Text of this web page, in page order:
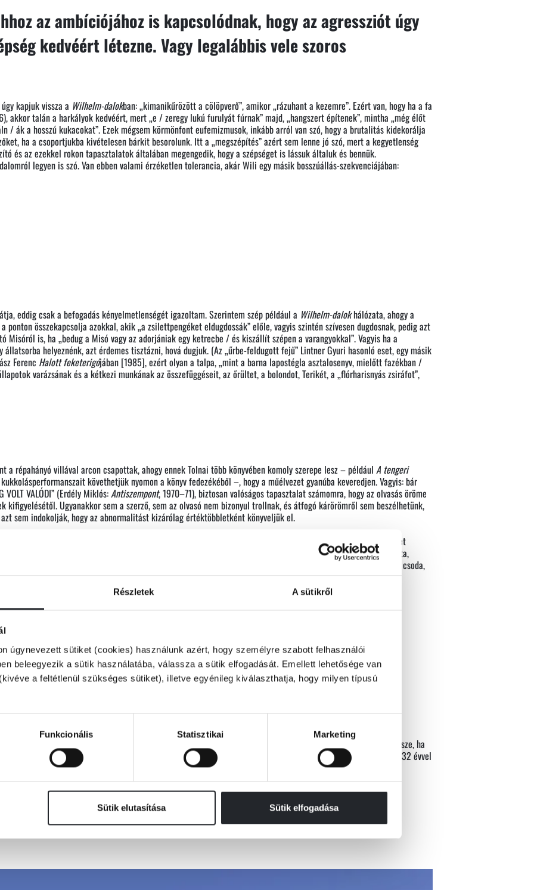
Részletek A sütikről
úgynevezett sütiket (cookies) használunk azért, hogy személyre szabott felhasználói
beleegyezik a sütik használatába, válassza a sütik elfogadását. Emellett lehetősége van
a feltétlenül szükséges sütiket), illetve egyénileg kiválaszthatja, hogy milyen típusú
Funkcionális Statisztikai Marketing
Sütik elutasítása Sütik elfogadása
az ambíciójához is kapcsolódnak, hogy az agressziót úgy
kedvéért létezne. Vagy legalábbis vele szoros
kapjuk vissza a Wilhelm-dalokban: „kimanikűrözött a cölöpverő”, amikor „rázuhant a kezemre”. Ezért van, hogy ha a fa
akkor talán a harkályok kedvéért, mert „e / zeregy lukú furulyát fúrnak” majd, „hangszert építenek”, mintha „még élőt
/ ák a hosszú kukacokat”. Ezek mégsem körmönfont eufemizmusok, inkább arról van szó, hogy a brutalitás kidekorálja
ha a csoportjukba kivételesen bárkit besorolunk. Itt a „megszépítés” azért sem lenne jó szó, mert a kegyetlenség
és az ezekkel rokon tapasztalatok általában megengedik, hogy a szépséget is lássuk általuk és bennük.
legyen is szó. Van ebben valami érzéketlen tolerancia, akár Wili egy másik bosszúállás-szekvenciájában:
eddig csak a befogadás kényelmetlenségét igazoltam. Szerintem szép például a Wilhelm-dalokhálózata, ahogy a
ponton összekapcsolja azokkal, akik „a zsilettpengéket eldugdossák” előle, vagyis szintén szívesen dugdosnak, pedig azt
Misóról is, ha „bedug a Misó vagy az adorjániak egy ketrecbe / és kiszállít szépen a varangyokkal”. Vagyis ha a
helyeznénk, azt érdemes tisztázni, hová dugjuk. (Az „űrbe-feldugott fejű” Lintner Gyuri hasonló eset, egy másik
Ferenc Halott feketerigójában [1985], ezért olyan a talpa, „mint a barna lapostégla asztalosenyv, mielőtt fazékban /
varázsának és a kétkezi munkának az összefüggéseit, az őrültet, a bolondot, Terikét, a „flórharisnyás zsiráfot”,
a répahányó villával arcon csapottak, ahogy ennek Tolnai több könyvében komoly szerepe lesz – például A tengeri
követhetjük nyomon a könyv fedezékéből –, hogy a műélvezet gyanúba keveredjen. Vagyis: bár
VOLT VALÓDI” (Erdély Miklós:Antiszempont, 1970–71), biztosan valóságos tapasztalat számomra, hogy az olvasás öröme
Ugyanakkor sem a szerző, sem az olvasó nem bizonyul trollnak, és átfogó kárörömről sem beszélhetünk,
sem indokolják, hogy az abnormalitást kizárólag értéktöbbletként könyveljük el.
a bokorban”, ahogy Nemes Z. Márió írta (
, 2014), mohóságot és könyörtelenséget
rövidebb időre. Ez a
ból is ismerős lehet, ugyanakkor a bokor maga a rokokó, ágai, virágzata,
(1969) és Tolnai más kötetcímei is ezt a kettősséget hordozzák. Nem csoda,
válik voyeurré, kamillatekintetűvé. Másfelől, persze, felvetődik, hogy maga Wili mennyire lehet a természet része, ha
olyan vágy marad, amelyik az erotikus szerelmi költészet emlékezetes változatában ölt alakot. A vallomás 32 évvel